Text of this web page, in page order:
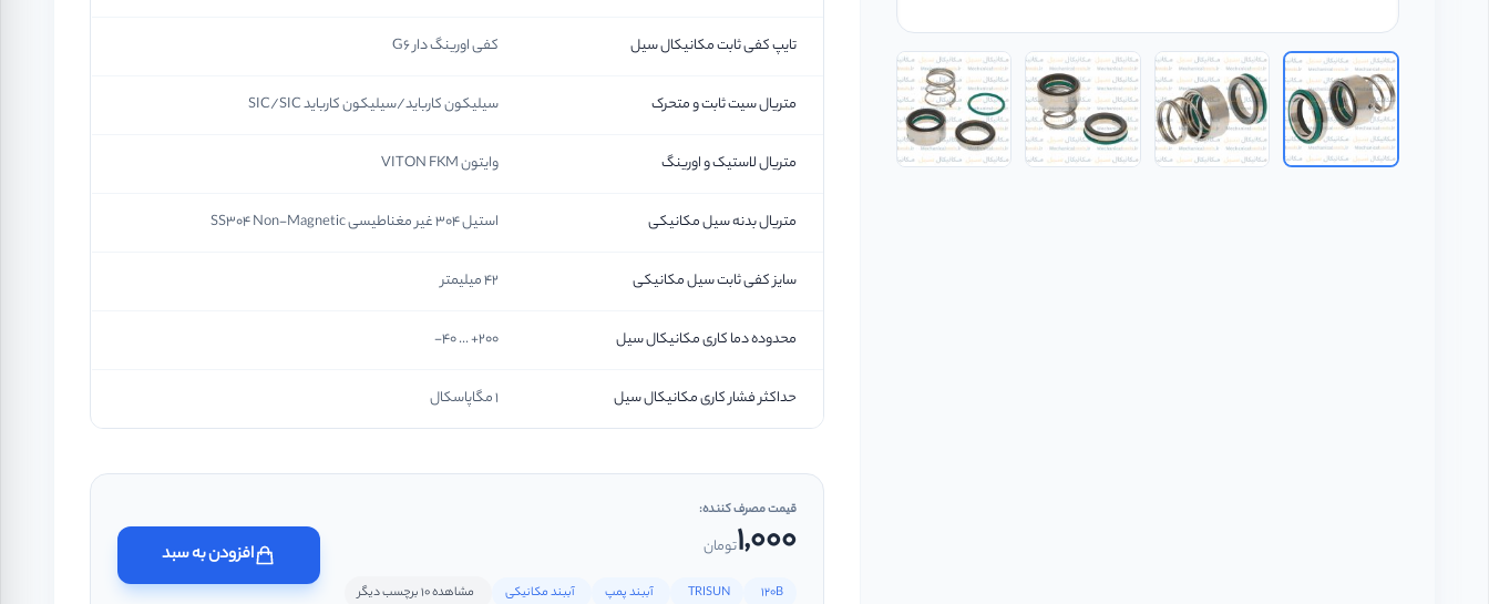
تایپ کفی ثابت مکانیکال سیل کفی اورینگ دار G6
متریال سیت ثابت و متحرک سیلیکون کارباید/سیلیکون کارباید SIC/SIC
متریال لاستیک و اورینگ وایتون VITON FKM
متریال بدنه سیل مکانیکی استیل 304 غیر مغناطیسی SS304 Non-Magnetic
سایز کفی ثابت سیل مکانیکی 42 میلیمتر
محدوده دما کاری مکانیکال سیل 200+ ... 40-
حداکثر فشار کاری مکانیکال سیل 1 مگاپاسکال
قیمت مصرف کننده:
1,000تومان
120B
TRISUN آببند پمپ آببند مکانیکی مشاهده 10 برچسب دیگر
افزودن به سبد